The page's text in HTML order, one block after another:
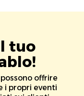
tuo
offrire
i propri eventi